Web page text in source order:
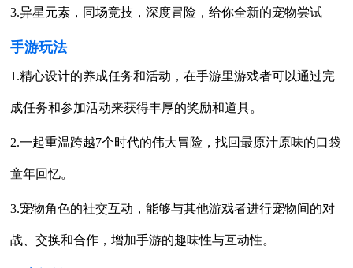
3.异星元素，同场竞技，深度冒险，给你全新的宠物尝试
手游玩法
1.精心设计的养成任务和活动，在手游里游戏者可以通过完
成任务和参加活动来获得丰厚的奖励和道具。
2.一起重温跨越7个时代的伟大冒险，找回最原汁原味的口袋
童年回忆。
3.宠物角色的社交互动，能够与其他游戏者进行宠物间的对
战、交换和合作，增加手游的趣味性与互动性。